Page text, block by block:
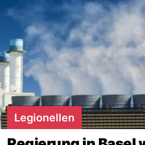
Legionellen